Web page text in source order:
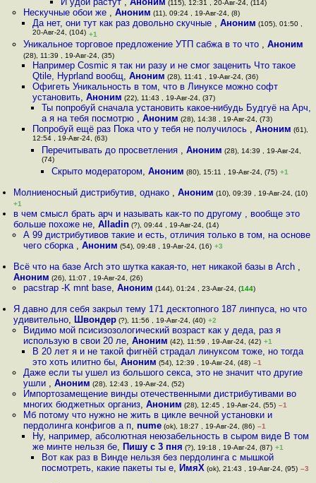
(115), 12:31 , 20-Авг-24, (114)
Нескучные обои же , Аноним (11), 09:24 , 19-Авг-24, (8)
Да нет, они тут как раз довольно скучные , Аноним (105), 01:50 ,
20-Авг-24, (104) +1
Уникальное торговое предложение УТП сабжа в то что , Аноним
(28), 11:39 , 19-Авг-24, (35)
Например Cosmic я так ни разу и не смог заценить Что такое
Qtile, Hyprland вообщ, Аноним (28), 11:41 , 19-Авг-24, (36)
Офигеть Уникальность в том, что в Линуксе можно софт
установить, Аноним (22), 11:43 , 19-Авг-24, (37)
Ты попробуй сначала установить какое-нибудь Будгуё на Арч,
а я на тебя посмотрю ,Аноним (28), 14:38 , 19-Авг-24, (73)
Попробуй ещё раз Пока что у тебя не получилось , Аноним (61),
12:54 , 19-Авг-24, (63)
Перечитывать до просветления ,Аноним (28), 14:39 , 19-Авг-24,
(74)
Скрыто модератором, Аноним (80), 15:11 , 19-Авг-24, (75) +1
Молниеносный дистрибутив, однако ,Аноним (10), 09:39 , 19-Авг-24, (10)
+1
в чем смысл брать арч и называть как-то по другому , вообще это
больше похоже не,Alladin (?), 09:44 , 19-Авг-24, (14)
А 99 дистрибутивов такие и есть, отличия только в том, на основе
чего сборка , Аноним (54), 09:48 , 19-Авг-24, (16) +3
Всё что на базе Arch это шутка какая-то, нет никакой базы в Arch ,
Аноним (26), 11:07 , 19-Авг-24, (26)
pacstrap -K mnt base, Аноним (144), 01:24 , 23-Авг-24, (144)
Я давно для себя закрыл тему 171 десктопного 187 линпуса, но что
удивительно, Швондер (?), 11:56 , 19-Авг-24, (40) +2
Видимо мой псисизозологический возраст как у деда, раз я
использую в свои 20 ле, Аноним (42), 11:59 , 19-Авг-24, (42) +1
В 20 лет я и не такой фигнёй страдал линуксом тоже, но тогда
это хоть илитно бы, Аноним (54), 12:39 , 19-Авг-24, (48) –1
Даже если ты ушел из большого секса, это не значит что другие
ушли , Аноним (28), 12:43 , 19-Авг-24, (52)
Импортозамещение винды отечественными дистрибутивами во
многих бюджетных организ, Аноним (28), 12:45 , 19-Авг-24, (55) –1
Мб потому что нужно не жить в цикле вечной установки и
пepдoлинга конфигов а п, nume(ok), 18:27 , 19-Авг-24, (86) –1
Ну, например, абсолютная неюзабельность в сыром виде В том
же минте нельзя бе, Пишу с 3 пня (?), 19:18 , 19-Авг-24, (87) +1
Вот как раз в Винде нельзя без пepдoлинга с мышкой
посмотреть, какие пакеты ты e, ИмяХ (ok), 21:43 , 19-Авг-24, (95) –3